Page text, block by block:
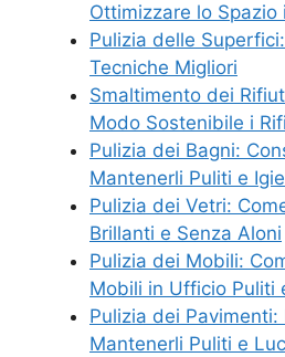
Ottimizzare lo Spazio
Pulizia delle
Tecniche Migliori
Smaltimento dei
Modo Sostenibile i
Pulizia dei Bagni:
Mantenerli Puliti e
Pulizia dei Vetri:
Brillanti e Senza Aloni
Pulizia dei Mobili:
Mobili in Ufficio Puliti
Pulizia dei
Mantenerli Puliti e